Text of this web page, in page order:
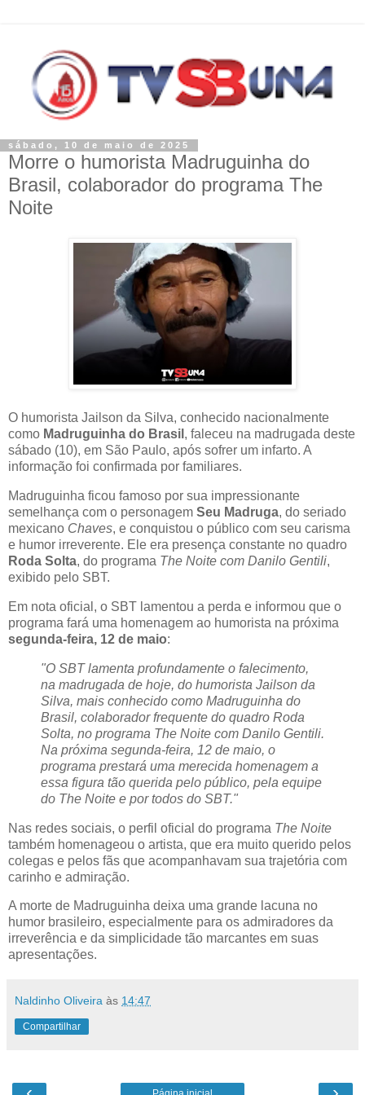
sábado, 10 de maio de 2025
Morre o humorista Madruguinha do
Brasil, colaborador do programa The
Noite
O humorista Jailson da Silva, conhecido nacionalmente
como Madruguinha do Brasil , faleceu na madrugada deste
sábado (10), em São Paulo, após sofrer um infarto. A
informação foi confirmada por familiares.
Madruguinha ficou famoso por sua impressionante
semelhança com o personagem Seu Madruga, do seriado
mexicano Chaves, e conquistou o público com seu carisma
e humor irreverente. Ele era presença constante no quadro
Roda Solta, do programa The Noite com Danilo Gentili,
exibido pelo SBT.
Em nota oficial, o SBT lamentou a perda e informou que o
programa fará uma homenagem ao humorista na próxima
segunda-feira, 12 de maio:
"O SBT lamenta profundamente o falecimento,
na madrugada de hoje, do humorista Jailson da
Silva, mais conhecido como Madruguinha do
Brasil, colaborador frequente do quadro Roda
Solta, no programa The Noite com Danilo Gentili.
Na próxima segunda-feira, 12 de maio, o
programa prestará uma merecida homenagem a
essa figura tão querida pelo público, pela equipe
do The Noite e por todos do SBT."
Nas redes sociais, o perfil oficial do programa The Noite
também homenageou o artista, que era muito querido pelos
colegas e pelos fãs que acompanhavam sua trajetória com
carinho e admiração.
A morte de Madruguinha deixa uma grande lacuna no
humor brasileiro, especialmente para os admiradores da
irreverência e da simplicidade tão marcantes em suas
apresentações.
Naldinho Oliveira às 14:47
Compartilhar